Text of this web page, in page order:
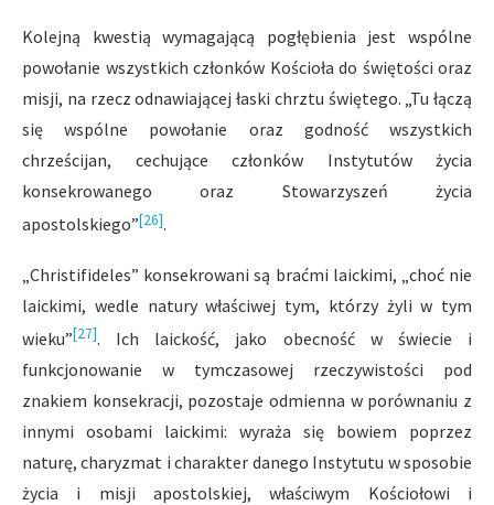
Kolejną kwestią wymagającą pogłębienia jest wspólne
powołanie wszystkich członków Kościoła do świętości oraz
misji, na rzecz odnawiającej łaski chrztu świętego. „Tu łączą
się wspólne powołanie oraz godność wszystkich
chrześcijan, cechujące członków Instytutów życia
konsekrowanego oraz Stowarzyszeń życia
apostolskiego”[26].
„Christifideles” konsekrowani są braćmi laickimi, „choć nie
laickimi, wedle natury właściwej tym, którzy żyli w tym
wieku”[27]. Ich laickość, jako obecność w świecie i
funkcjonowanie w tymczasowej rzeczywistości pod
znakiem konsekracji, pozostaje odmienna w porównaniu z
innymi osobami laickimi: wyraża się bowiem poprzez
naturę, charyzmat i charakter danego Instytutu w sposobie
życia i misji apostolskiej, właściwym Kościołowi i